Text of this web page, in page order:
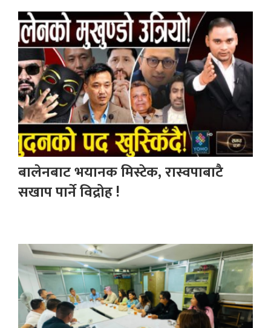
बालेनबाट भयानक मिस्टेक, रास्वपाबाटै
सखाप पार्ने विद्रोह !